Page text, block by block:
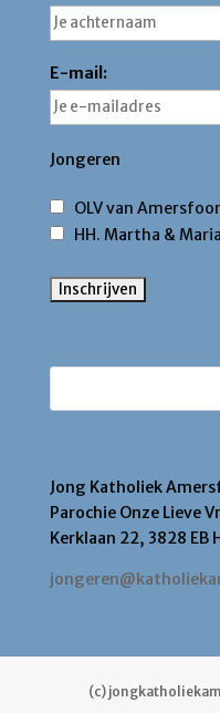
E-mail:
Jongeren
OLV van
HH. Martha & Maria
Jong Katholiek
Parochie Onze Lieve
Kerklaan 22, 3828 EB
(c)